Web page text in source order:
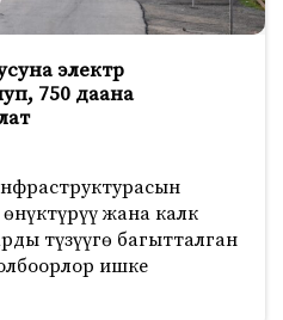
электр
750 даана
жана калк
түзүүгө багытталган
ишке